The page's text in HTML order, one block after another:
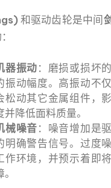
和驱动齿轮是中间
器振动：磨损或损坏
振动幅度。高振动不
松动其它金属组件，
并降低面料质量。
械噪音：噪音增加是
明确警告信号。过度
作环境，并预示着即
。